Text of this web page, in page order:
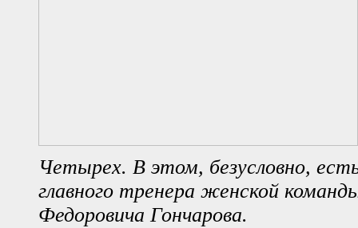
Четырех. В этом, безусловно, есть
главного тренера женской
Федоровича Гончарова.